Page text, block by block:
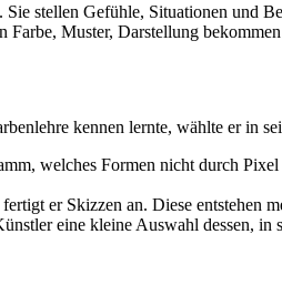
stellen Gefühle, Situationen und
Muster, Darstellung
kennen lernte, wählte er in
welches Formen nicht durch
er Skizzen an. Diese entstehen
eine kleine Auswahl dessen,